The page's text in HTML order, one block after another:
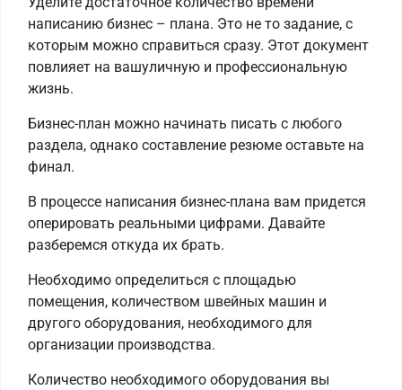
написанию бизнес – плана. Это не то задание, с
которым можно справиться сразу. Этот документ
повлияет на вашуличную и профессиональную
жизнь.
Бизнес-план можно начинать писать с любого
раздела, однако составление резюме оставьте на
финал.
В процессе написания бизнес-плана вам придется
оперировать реальными цифрами. Давайте
разберемся откуда их брать.
Необходимо определиться с площадью
помещения, количеством швейных машин и
другого оборудования, необходимого для
организации производства.
Количество необходимого оборудования вы